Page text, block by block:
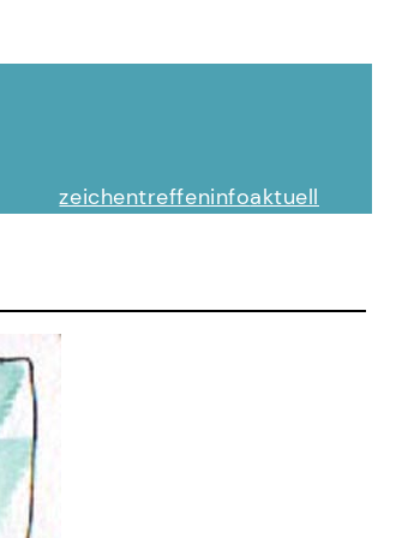
zeichentreffeninfoaktuell